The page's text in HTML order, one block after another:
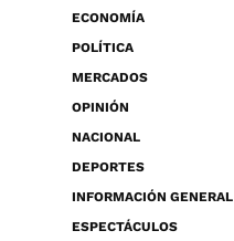
ECONOMÍA
POLÍTICA
MERCADOS
OPINIÓN
NACIONAL
DEPORTES
INFORMACIÓN GENERAL
ESPECTÁCULOS